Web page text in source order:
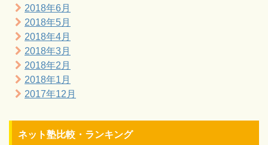
2018年6月
2018年5月
2018年4月
2018年3月
2018年2月
2018年1月
2017年12月
ネット塾比較・ランキング